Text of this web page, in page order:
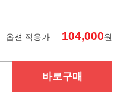
옵션 적용가 104,000원
바로구매